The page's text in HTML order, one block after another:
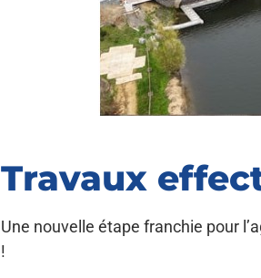
Travaux
Une nouvelle étape franchie pour
!